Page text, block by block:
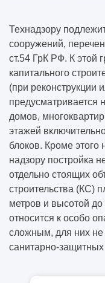
Технадзору
сооружений,
ст.54 ГрК РФ. К этой
капитального
(при реконструкции
предусматривается
домов,
этажей
блоков. Кроме этого
надзору постройка
отдельно стоящих
строительства (КС)
метров и высотой
относится к особо
сложным, для них не
санитарно-защитных